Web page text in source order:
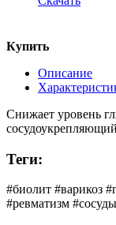
Купить
Описание
Снижает уровень
Теги:
#биолит #варикоз
#ревматизм